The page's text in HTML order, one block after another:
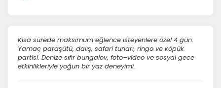
Kısa sürede maksimum eğlence isteyenlere özel 4 gün.
Yamaç paraşütü, dalış, safari turları, ringo ve köpük
partisi. Denize sıfır bungalov, foto–video ve sosyal gece
etkinlikleriyle yoğun bir yaz deneyimi.